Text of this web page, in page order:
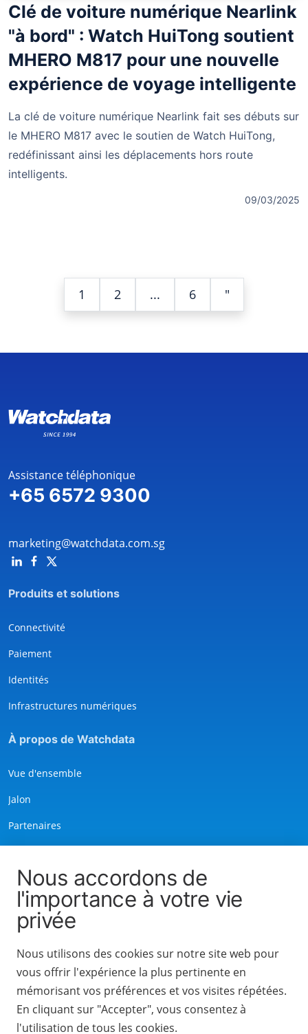
Clé de voiture numérique Nearlink
"à bord" : Watch HuiTong soutient
MHERO M817 pour une nouvelle
expérience de voyage intelligente
La clé de voiture numérique Nearlink fait ses débuts sur
le MHERO M817 avec le soutien de Watch HuiTong,
redéfinissant ainsi les déplacements hors route
intelligents.
09/03/2025
1 2 ... 6 "
Assistance téléphonique
+65 6572 9300
marketing@watchdata.com.sg
Produits et solutions
Connectivité
Paiement
Identités
Infrastructures numériques
À propos de Watchdata
Vue d'ensemble
Jalon
Partenaires
Services
Nous contacter
Conditions d'utilisation
Nous accordons de
l'importance à votre vie
privée
Nous utilisons des cookies sur notre site web pour
vous offrir l'expérience la plus pertinente en
mémorisant vos préférences et vos visites répétées.
En cliquant sur "Accepter", vous consentez à
l'utilisation de tous les cookies.